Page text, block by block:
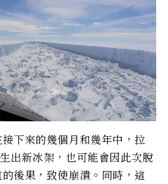
下來的幾個月和幾年中，拉
出新冰架，也可能會因此次脫
後果，致使崩潰。同時，這